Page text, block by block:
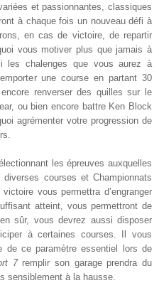
et passionnantes, classiques
à chaque fois un nouveau défi à
en cas de victoire, de repartir
vous motiver plus que jamais à
les chalenges que vous aurez à
une course en partant 30
renverser des quilles sur le
ou bien encore battre Ken Block
agrémenter votre progression de
les épreuves auxquelles
courses et Championnats
vous permettra d’engranger
atteint, vous permettront de
sûr, vous devrez aussi disposer
à certaines courses. Il vous
de ce paramètre essentiel lors de
7remplir son garage prendra du
sensiblement à la hausse.